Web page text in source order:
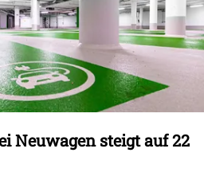
Neuwagen steigt auf 22